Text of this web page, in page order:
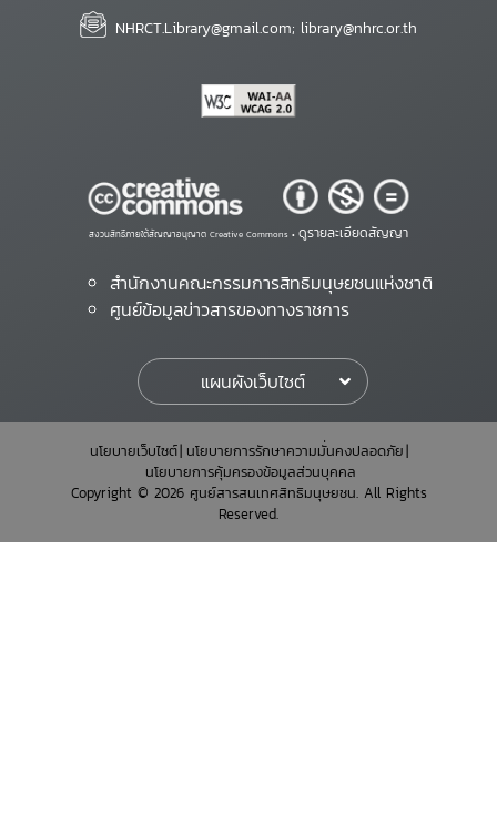
NHRCT.Library@gmail.com; library@nhrc.or.th
สงวนสิทธิ์ภายใต้สัญญาอนุญาต Creative Commons • ดูรายละเอียดสัญญา
สำนักงานคณะกรรมการสิทธิมนุษยชนแห่งชาติ
ศูนย์ข้อมูลข่าวสารของทางราชการ
แผนผังเว็บไซต์
นโยบายเว็บไซต์ นโยบายการรักษาความมั่นคงปลอดภัย
นโยบายการคุ้มครองข้อมูลส่วนบุคคล
Copyright © 2026 ศูนย์สารสนเทศสิทธิมนุษยชน. All Rights
Reserved.